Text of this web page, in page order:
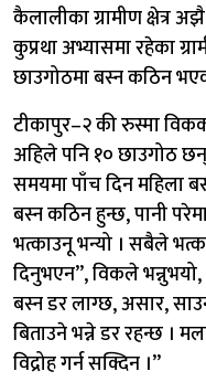
कैलालीका ग्रामीण क्षेत्र
कुप्रथा अभ्यासमा रहेका
छाउगोठमा बस्न कठिन
टीकापुर–२ की रुस्मा
अहिले पनि १० छाउगोठ छन्
समयमा पाँच दिन महिला
बस्न कठिन हुन्छ, पानी
भत्काउनू भन्यो । सबैले
दिनुभएन”, विकले भन्नुभयो,
बस्न डर लाग्छ, असार,
बिताउने भन्ने डर रहन्छ ।
विद्रोह गर्न सक्दिन ।”